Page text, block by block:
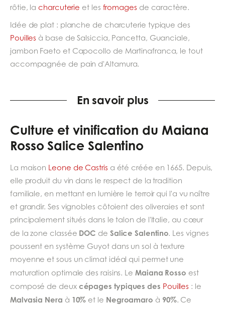
rôtie, lacharcuterie et les fromages de caractère.
Idée de plat : planche de charcuterie typique des
Pouilles à base de Salsiccia, Pancetta, Guanciale,
jambon Faeto et Capocollo de Martinafranca, le tout
accompagnée de pain d'Altamura.
En savoir plus
Culture et vinification du Maiana
Rosso Salice Salentino
La maison Leone de Castris a été créée en 1665. Depuis,
elle produit du vin dans le respect de la tradition
familiale, en mettant en lumière le terroir qui l'a vu naître
et grandir. Ses vignobles côtoient des oliveraies et sont
principalement situés dans le talon de l'Italie, au cœur
de la zone classée DOC de Salice Salentino. Les vignes
poussent en système Guyot dans un sol à texture
moyenne et sous un climat idéal qui permet une
maturation optimale des raisins. Le Maiana Rosso est
composé de deux cépages typiques des Pouilles : le
Malvasia Nera à 10% et le Negroamaro à 90%. Ce